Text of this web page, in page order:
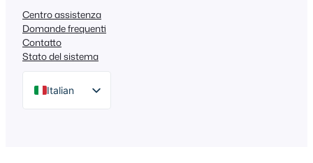
Centro assistenza
Domande frequenti
Contatto
Stato del sistema
Italian